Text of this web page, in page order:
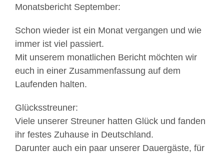
Monatsbericht September:
Schon wieder ist ein Monat vergangen und wie
immer ist viel passiert.
Mit unserem monatlichen Bericht möchten wir
euch in einer Zusammenfassung auf dem
Laufenden halten.
Glücksstreuner:
Viele unserer Streuner hatten Glück und fanden
ihr festes Zuhause in Deutschland.
Darunter auch ein paar unserer Dauergäste, für